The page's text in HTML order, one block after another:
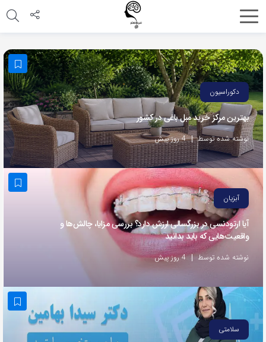
اشتراک
با
استفاده
از
روش‌های
زیر
می‌توانید
این
صفحه
دوستان
خود
اشتراک
بگذارید.
دکوراسیون
بهترین مرکز خرید مبل باغی در کشور
نوشته شده توسط 4 روز پیش
آبزیان
آیا ارتودنسی در بزرگسالی ارزش دارد؟ بررسی مزایا، چالش‌ها و
واقعیت‌هایی که باید بدانید
نوشته شده توسط 4 روز پیش
سلامتی